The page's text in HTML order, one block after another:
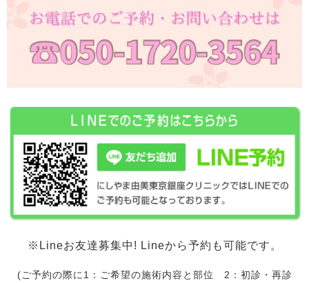
※Lineお友達募集中! Lineから予約も可能です。
(ご予約の際に1：ご希望の施術内容と部位 2：初診・再診